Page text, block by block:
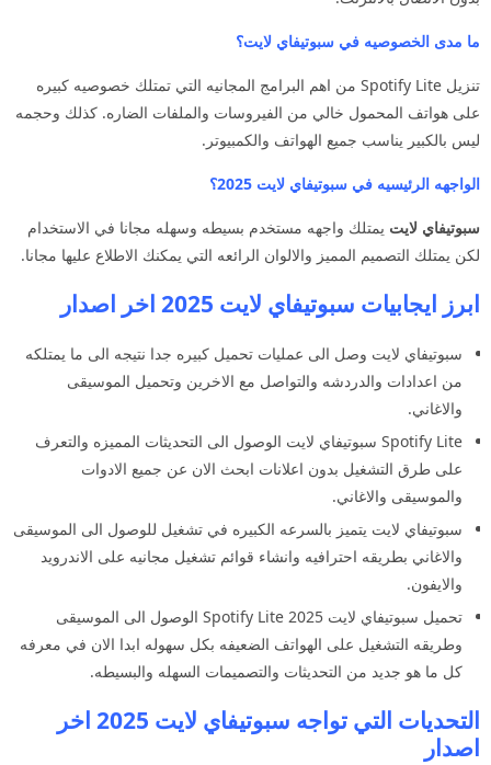
ما مدى الخصوصيه في سبوتيفاي لايت؟
تنزيل Spotify Lite من اهم البرامج المجانيه التي تمتلك خصوصيه كبيره
على هواتف المحمول خالي من الفيروسات والملفات الضاره. كذلك وحجمه
ليس بالكبير يناسب جميع الهواتف والكمبيوتر.
الواجهه الرئيسيه في سبوتيفاي لايت 2025؟
سبوتيفاي لايت يمتلك واجهه مستخدم بسيطه وسهله مجانا في الاستخدام
لكن يمتلك التصميم المميز والالوان الرائعه التي يمكنك الاطلاع عليها مجانا.
ابرز ايجابيات سبوتيفاي لايت 2025 اخر اصدار
سبوتيفاي لايت وصل الى عمليات تحميل كبيره جدا نتيجه الى ما يمتلكه
من اعدادات والدردشه والتواصل مع الاخرين وتحميل الموسيقى
والاغاني.
Spotify Lite سبوتيفاي لايت الوصول الى التحديثات المميزه والتعرف
على طرق التشغيل بدون اعلانات ابحث الان عن جميع الادوات
والموسيقى والاغاني.
سبوتيفاي لايت يتميز بالسرعه الكبيره في تشغيل للوصول الى الموسيقى
والاغاني بطريقه احترافيه وانشاء قوائم تشغيل مجانيه على الاندرويد
والايفون.
تحميل سبوتيفاي لايت 2025 Spotify Lite الوصول الى الموسيقى
وطريقه التشغيل على الهواتف الضعيفه بكل سهوله ابدا الان في معرفه
كل ما هو جديد من التحديثات والتصميمات السهله والبسيطه.
التحديات التي تواجه سبوتيفاي لايت 2025 اخر
اصدار